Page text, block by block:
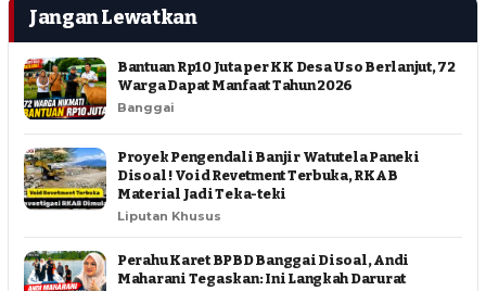
Jangan Lewatkan
Bantuan Rp10 Juta per KK Desa Uso Berlanjut, 72
Warga Dapat Manfaat Tahun 2026
Banggai
Proyek Pengendali Banjir Watutela Paneki
Disoal ! Void Revetment Terbuka, RKAB
Material Jadi Teka-teki
Liputan Khusus
Perahu Karet BPBD Banggai Disoal, Andi
Maharani Tegaskan: Ini Langkah Darurat